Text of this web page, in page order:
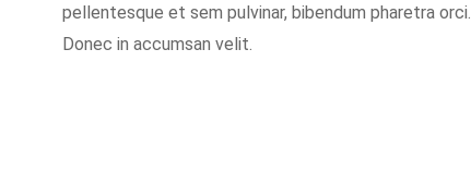
pellentesque et sem pulvinar, bibendum pharetra orci.
Donec in accumsan velit.